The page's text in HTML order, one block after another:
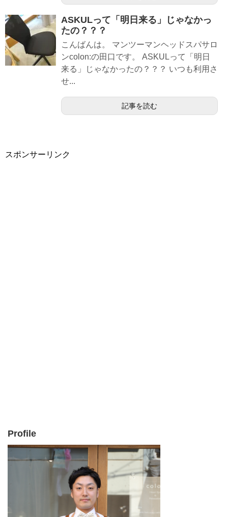
ASKULって「明日来る」じゃなかっ
たの？？？
こんばんは。 マンツーマンヘッドスパサロ
ンcolon:の田口です。 ASKULって「明日
来る」じゃなかったの？？？ いつも利用さ
せ...
記事を読む
スポンサーリンク
Profile